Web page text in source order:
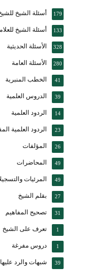
أسئلة الشيخ 179
أسئلة الشيخ 133
الأسئلة الحديثية 328
الأسئلة العامة 280
الخطب المنبرية 41
الدروس العلمية 39
الردود العلمية 14
الردود العلمية 23
المؤلفات 26
المحاضرات 49
المرئيات 49
بقلم الشيخ 27
تصحيح المفاهيم 31
تعرف على الشيخ 1
دروس مفرغة 1
شبهات والرد عليها 39